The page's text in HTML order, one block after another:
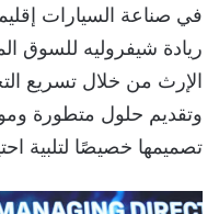
ريادة شيفروليه للسوق
الإرث من خلال تسريع
وتقديم حلول متطورة
تصميمها خصيصًا لتلبية